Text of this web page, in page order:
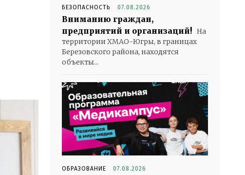
БЕЗОПАСНОСТЬ 07.08.2026
Вниманию граждан,
предприятий и организаций! На
территории ХМАО-Югры, в границах
Березовского района, находятся
объекты...
ОБРАЗОВАНИЕ 07.08.2026